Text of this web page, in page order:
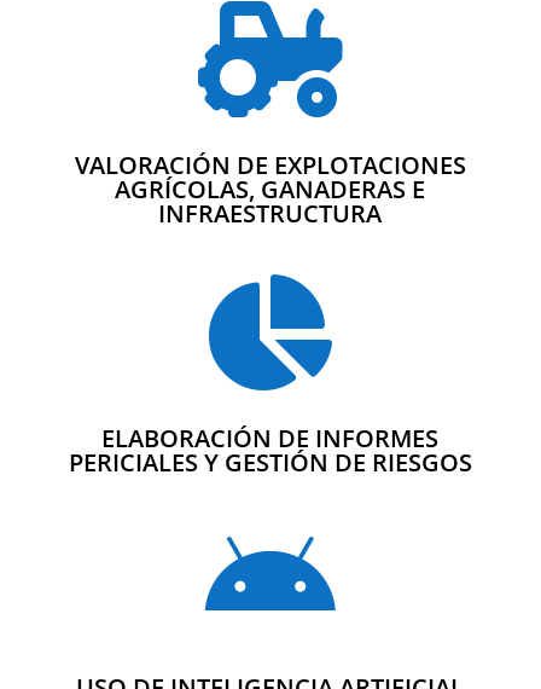

VALORACIÓN DE EXPLOTACIONES
AGRÍCOLAS, GANADERAS E
INFRAESTRUCTURA

ELABORACIÓN DE INFORMES
PERICIALES Y GESTIÓN DE RIESGOS
